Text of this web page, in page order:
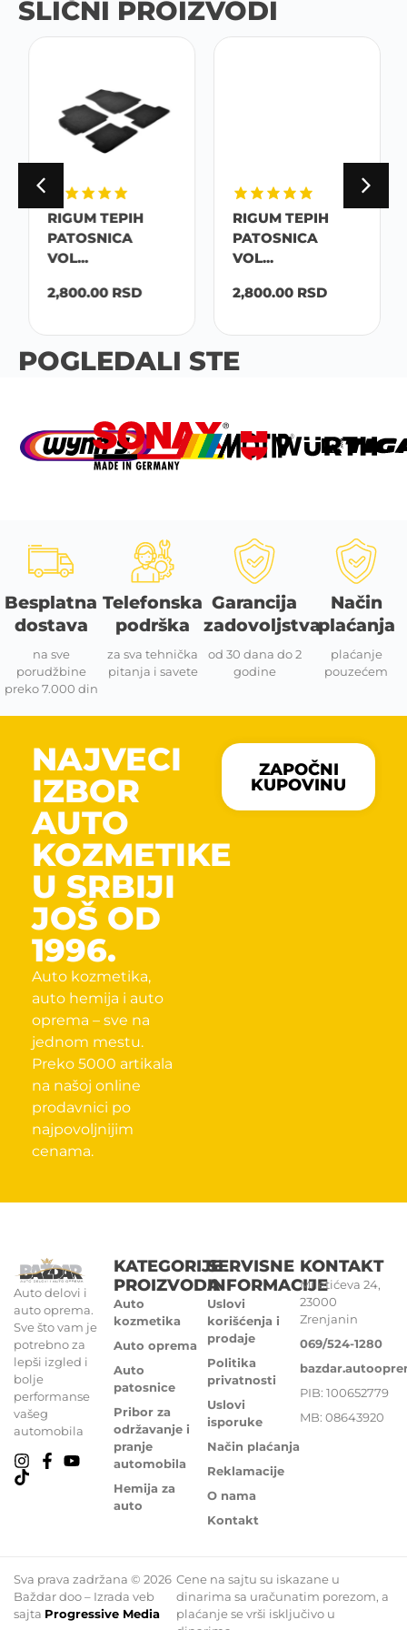
SLIČNI PROIZVODI
RIGUM TEPIH
PATOSNICA
VOL...
2,800.00 RSD
RIGUM TEPIH
PATOSNICA
VOL...
2,800.00 RSD
POGLEDALI STE
Besplatna
dostava
na sve
porudžbine
preko 7.000 din
Telefonska
podrška
za sva tehnička
pitanja i savete
Garancija
zadovoljstva
od 30 dana do 2
godine
Način
plaćanja
plaćanje
pouzećem
NAJVECI
IZBOR
AUTO
KOZMETIKE
U SRBIJI
JOŠ OD
1996.
Auto kozmetika,
auto hemija i auto
oprema – sve na
jednom mestu.
Preko 5000 artikala
na našoj online
prodavnici po
najpovoljnijim
cenama.
ZAPOČNI
KUPOVINU
Auto delovi i
auto oprema.
Sve što vam je
potrebno za
lepši izgled i
bolje
performanse
vašeg
automobila
KATEGORIJE
PROIZVODA
Auto
kozmetika
Auto oprema
Auto
patosnice
Pribor za
održavanje i
pranje
automobila
Hemija za
auto
SERVISNE
INFORMACIJE
Uslovi
korišćenja i
prodaje
Politika
privatnosti
Uslovi
isporuke
Način plaćanja
Reklamacije
O nama
Kontakt
KONTAKT
Miletićeva 24,
23000
Zrenjanin
069/524-1280
PIB: 100652779
MB: 08643920
Sva prava zadržana © 2026
Baždar doo – Izrada veb
sajta Progressive Media
Cene na sajtu su iskazane u
dinarima sa uračunatim porezom, a
plaćanje se vrši isključivo u